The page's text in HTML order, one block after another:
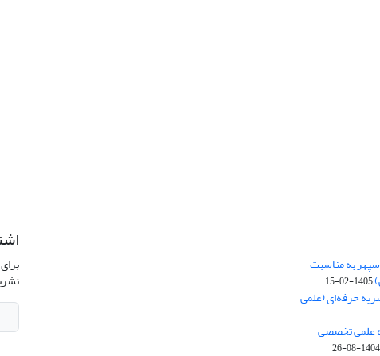
به مناسبت
1405-02-15
حرفه‌ای (علمی
علمی تخصصی
1404-08-26